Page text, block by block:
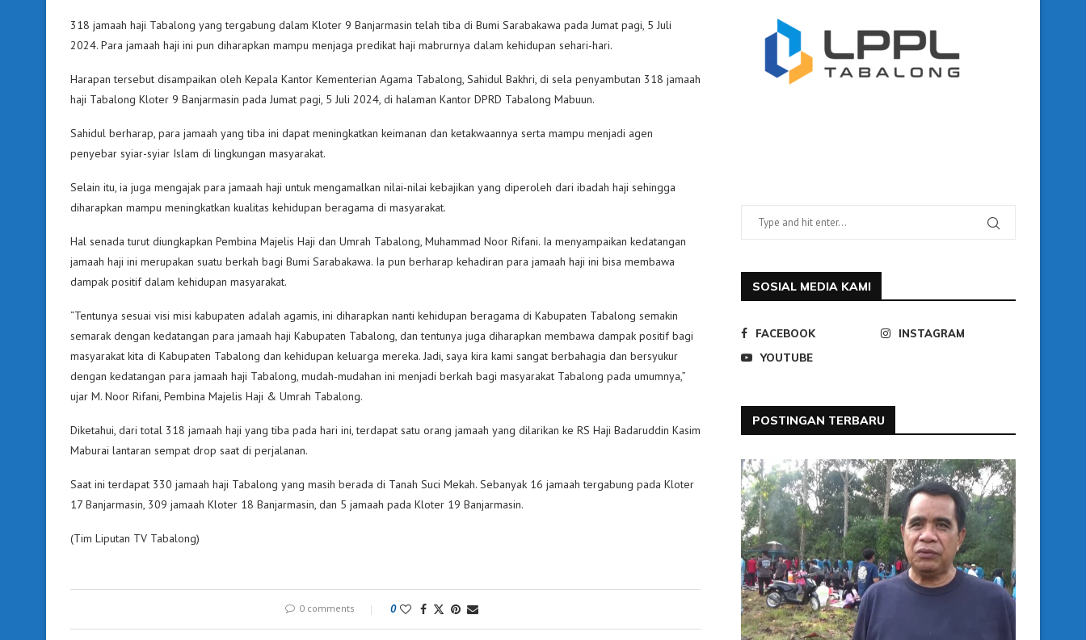
318 jamaah haji Tabalong yang tergabung dalam Kloter 9 Banjarmasin telah tiba di Bumi Sarabakawa pada Jumat pagi, 5 Juli
2024. Para jamaah haji ini pun diharapkan mampu menjaga predikat haji mabrurnya dalam kehidupan sehari-hari.
Harapan tersebut disampaikan oleh Kepala Kantor Kementerian Agama Tabalong, Sahidul Bakhri, di sela penyambutan 318 jamaah
haji Tabalong Kloter 9 Banjarmasin pada Jumat pagi, 5 Juli 2024, di halaman Kantor DPRD Tabalong Mabuun.
Sahidul berharap, para jamaah yang tiba ini dapat meningkatkan keimanan dan ketakwaannya serta mampu menjadi agen
penyebar syiar-syiar Islam di lingkungan masyarakat.
Selain itu, ia juga mengajak para jamaah haji untuk mengamalkan nilai-nilai kebajikan yang diperoleh dari ibadah haji sehingga
diharapkan mampu meningkatkan kualitas kehidupan beragama di masyarakat.
Hal senada turut diungkapkan Pembina Majelis Haji dan Umrah Tabalong, Muhammad Noor Rifani. Ia menyampaikan kedatangan
jamaah haji ini merupakan suatu berkah bagi Bumi Sarabakawa. Ia pun berharap kehadiran para jamaah haji ini bisa membawa
dampak positif dalam kehidupan masyarakat.
“Tentunya sesuai visi misi kabupaten adalah agamis, ini diharapkan nanti kehidupan beragama di Kabupaten Tabalong semakin
semarak dengan kedatangan para jamaah haji Kabupaten Tabalong, dan tentunya juga diharapkan membawa dampak positif bagi
masyarakat kita di Kabupaten Tabalong dan kehidupan keluarga mereka. Jadi, saya kira kami sangat berbahagia dan bersyukur
dengan kedatangan para jamaah haji Tabalong, mudah-mudahan ini menjadi berkah bagi masyarakat Tabalong pada umumnya,”
ujar M. Noor Rifani, Pembina Majelis Haji & Umrah Tabalong.
Diketahui, dari total 318 jamaah haji yang tiba pada hari ini, terdapat satu orang jamaah yang dilarikan ke RS Haji Badaruddin Kasim
Maburai lantaran sempat drop saat di perjalanan.
Saat ini terdapat 330 jamaah haji Tabalong yang masih berada di Tanah Suci Mekah. Sebanyak 16 jamaah tergabung pada Kloter
17 Banjarmasin, 309 jamaah Kloter 18 Banjarmasin, dan 5 jamaah pada Kloter 19 Banjarmasin.
(Tim Liputan TV Tabalong)
0 comments 0
SOSIAL MEDIA KAMI
FACEBOOK
INSTAGRAM
YOUTUBE
POSTINGAN TERBARU